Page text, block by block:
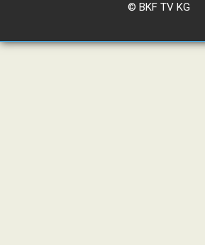
© BKF TV KG